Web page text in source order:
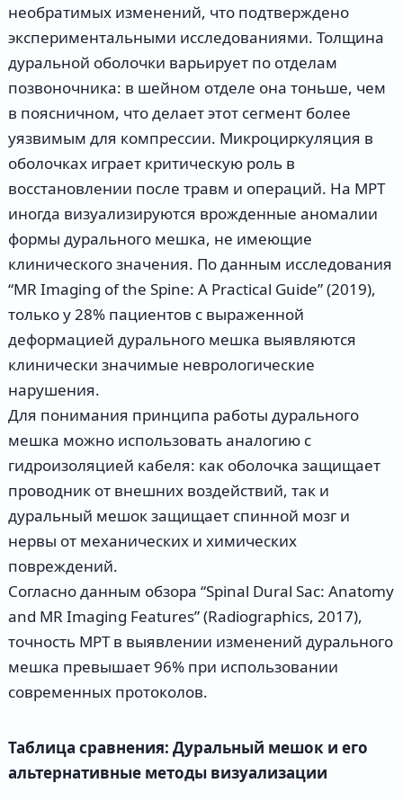
необратимых изменений, что подтверждено
экспериментальными исследованиями. Толщина
дуральной оболочки варьирует по отделам
позвоночника: в шейном отделе она тоньше, чем
в поясничном, что делает этот сегмент более
уязвимым для компрессии. Микроциркуляция в
оболочках играет критическую роль в
восстановлении после травм и операций. На МРТ
иногда визуализируются врожденные аномалии
формы дурального мешка, не имеющие
клинического значения. По данным исследования
“MR Imaging of the Spine: A Practical Guide” (2019),
только у 28% пациентов с выраженной
деформацией дурального мешка выявляются
клинически значимые неврологические
нарушения.
Для понимания принципа работы дурального
мешка можно использовать аналогию с
гидроизоляцией кабеля: как оболочка защищает
проводник от внешних воздействий, так и
дуральный мешок защищает спинной мозг и
нервы от механических и химических
повреждений.
Согласно данным обзора “Spinal Dural Sac: Anatomy
and MR Imaging Features” (Radiographics, 2017),
точность МРТ в выявлении изменений дурального
мешка превышает 96% при использовании
современных протоколов.
Таблица сравнения: Дуральный мешок и его
альтернативные методы визуализации